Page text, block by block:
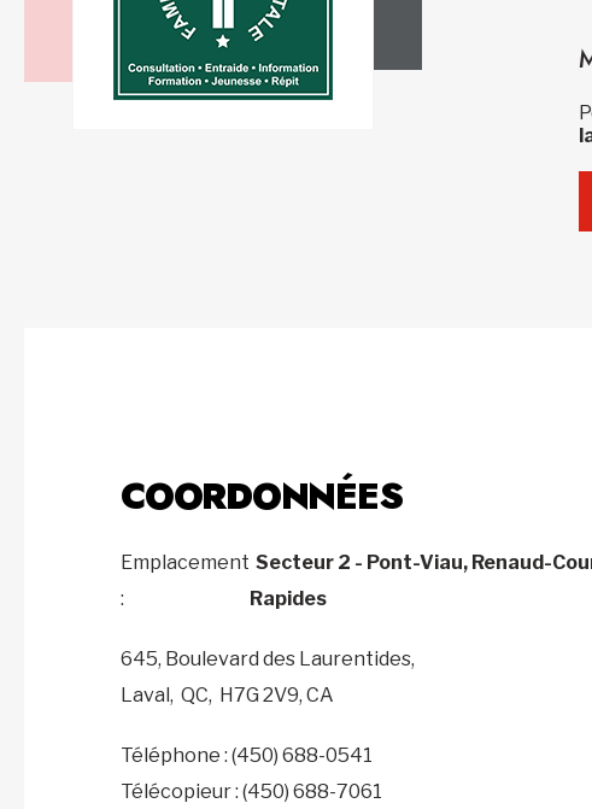
COORDONNÉES
Emplacement
:
Secteur 2 - Pont-Viau, Renaud-
Rapides
645, Boulevard des Laurentides,
Laval, QC, H7G 2V9, CA
Téléphone : (450) 688-0541
Télécopieur : (450) 688-7061